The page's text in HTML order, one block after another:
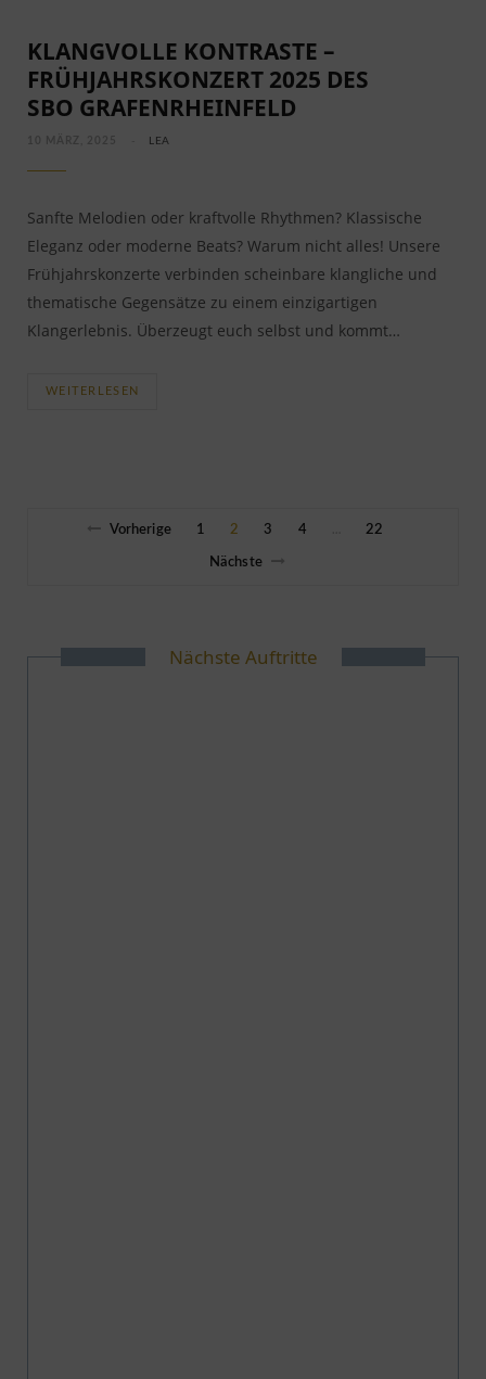
KLANGVOLLE KONTRASTE –
FRÜHJAHRSKONZERT 2025 DES
SBO GRAFENRHEINFELD
LEA
Sanfte Melodien oder kraftvolle Rhythmen? Klassische
Eleganz oder moderne Beats? Warum nicht alles! Unsere
Frühjahrskonzerte verbinden scheinbare klangliche und
thematische Gegensätze zu einem einzigartigen
Klangerlebnis. Überzeugt euch selbst und kommt…
WEITERLESEN
Vorherige 1 2 3 4 22
Nächste
Nächste Auftritte